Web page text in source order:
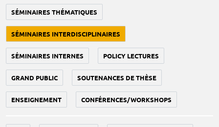
SÉMINAIRES THÉMATIQUES
SÉMINAIRES INTERDISCIPLINAIRES
SÉMINAIRES INTERNES POLICY LECTURES
GRAND PUBLIC SOUTENANCES DE THÈSE
ENSEIGNEMENT CONFÉRENCES/WORKSHOPS